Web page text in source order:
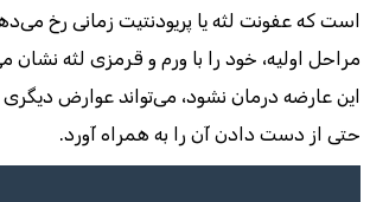
است که عفونت لثه یا پریودنتیت زمانی رخ
مراحل اولیه، خود را با ورم و قرمزی لثه
این عارضه درمان نشود، می‌تواند عوارض دیگری
حتی از دست دادن آن را به همراه آورد.